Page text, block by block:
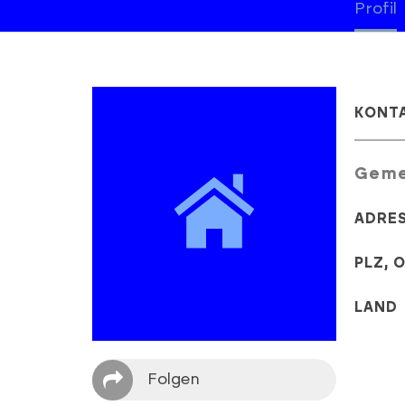
Profil
Folgen
PLZ,
LAND